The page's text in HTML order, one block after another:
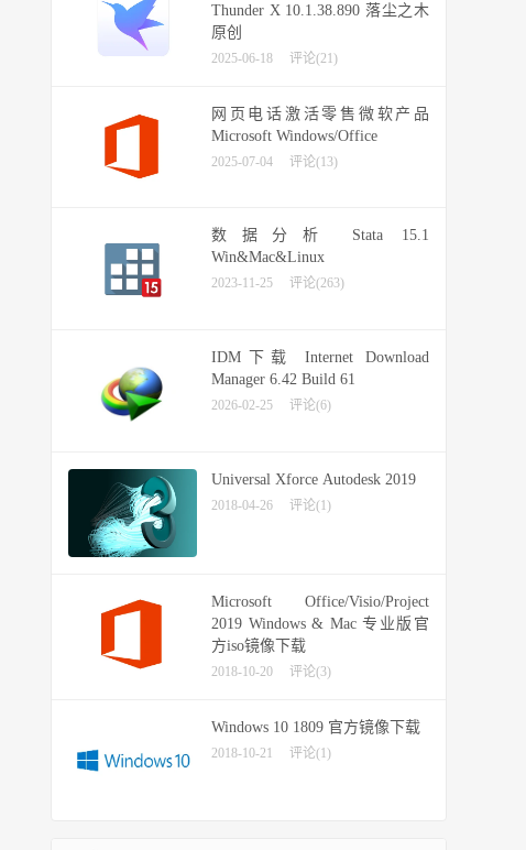
Thunder X 10.1.38.890 落尘之木
原创
2025-06-18 评论(21)
网页电话激活零售微软产品
Microsoft Windows/Office
2025-07-04 评论(13)
数据分析 Stata 15.1
Win&Mac&Linux
2023-11-25 评论(263)
IDM下载 Internet Download
Manager 6.42 Build 61
2026-02-25 评论(6)
Universal Xforce Autodesk 2019
2018-04-26 评论(1)
Microsoft Office/Visio/Project
2019 Windows & Mac 专业版官
方iso镜像下载
2018-10-20 评论(3)
Windows 10 1809 官方镜像下载
2018-10-21 评论(1)